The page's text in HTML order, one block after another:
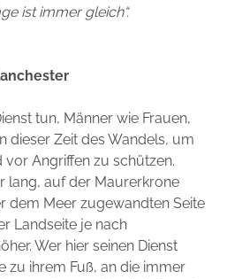
ist immer gleich“.
tun, Männer wie Frauen,
dieser Zeit des Wandels, um
vor Angriffen zu schützen.
lang, auf der Maurerkrone
dem Meer zugewandten Seite
Landseite je nach
Wer hier seinen Dienst
zu ihrem Fuß, an die immer